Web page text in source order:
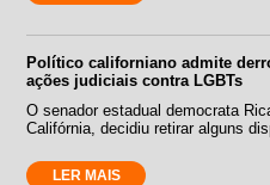
Político californiano admite
ações judiciais contra LGBTs
O senador estadual democrata
Califórnia, decidiu retirar alguns
LER MAIS